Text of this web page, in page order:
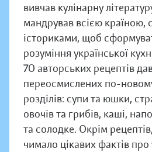
вивчав кулінарну
мандрував всією країною,
істориками, щоб
розуміння української
70 авторських рецептів
переосмислених по-
розділів: супи та юшки,
овочів та грибів, каші,
та солодке. Окрім
чимало цікавих фактів про